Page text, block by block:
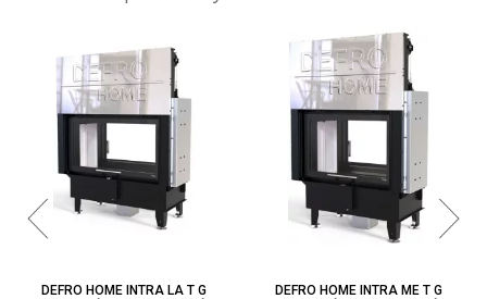
DEFRO HOME INTRA LA T G
DEFRO HOME INTRA ME T G